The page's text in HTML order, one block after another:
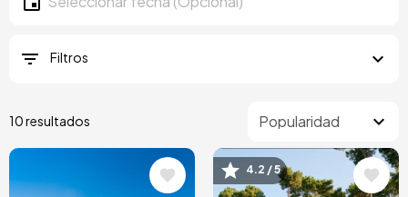
Seleccionar fecha
Filtros
10 resultados
Image Image
4.2 / 5